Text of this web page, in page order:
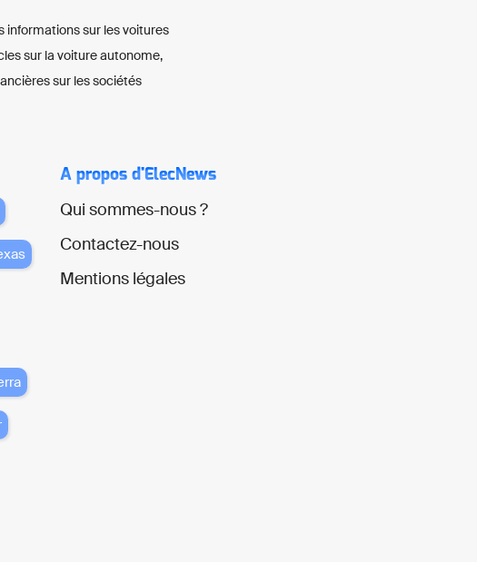
informations sur les voitures
sur la voiture autonome,
sur les sociétés
A propos d'ElecNews
Qui sommes-nous ?
Contactez-nous
Mentions légales